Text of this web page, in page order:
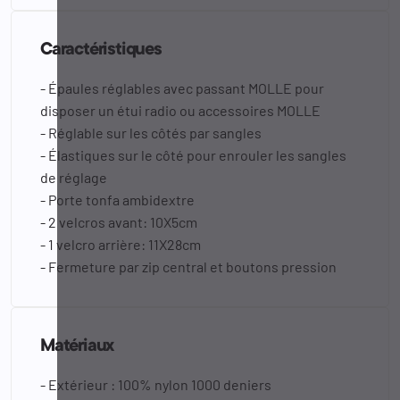
Caractéristiques
- Épaules réglables avec passant MOLLE pour
disposer un étui radio ou accessoires MOLLE
- Réglable sur les côtés par sangles
- Élastiques sur le côté pour enrouler les sangles
de réglage
- Porte tonfa ambidextre
- 2 velcros avant: 10X5cm
- 1 velcro arrière: 11X28cm
- Fermeture par zip central et boutons pression
Matériaux
- Extérieur : 100% nylon 1000 deniers